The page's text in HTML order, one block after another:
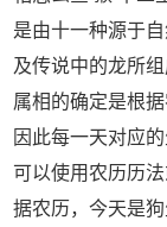
是由十一种源于
及传说中的龙所
属相的确定是根
因此每一天对应
可以使用农历历
据农历，今天是